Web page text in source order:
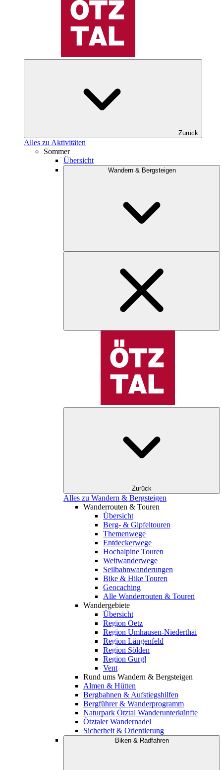
Zurück
Alles zu Aktivitäten
Sommer
Übersicht
Wandern & Bergsteigen
Zurück
Alles zu Wandern & Bergsteigen
Wanderrouten & Touren
Übersicht
Berg- & Gipfeltouren
Themenwege
Entdeckerwege
Hochalpine Touren
Weitwanderwege
Seilbahnwanderungen
Bike & Hike Touren
Geocaching
Alle Wanderrouten & Touren
Wandergebiete
Übersicht
Region Oetz
Region Umhausen-Niederthai
Region Längenfeld
Region Sölden
Region Gurgl
Vent
Rund ums Wandern & Bergsteigen
Almen & Hütten
Bergbahnen & Aufstiegshilfen
Bergführer & Wanderprogramm
Naturpark Ötztal Wanderunterkünfte
Ötztaler Wandernadel
Sicherheit & Orientierung
Biken & Radfahren